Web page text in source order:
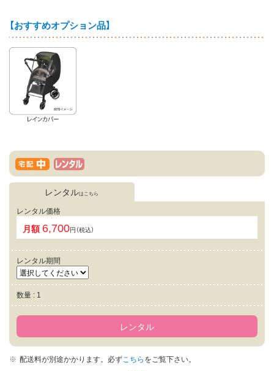
【おすすめオプション品】
レンタルはこちら
レンタル価格
月額6,700円（税込）
レンタル期間
数量 : 1
レンタル
配送料が別途かかります。 必ずこちらをご覧下さい。